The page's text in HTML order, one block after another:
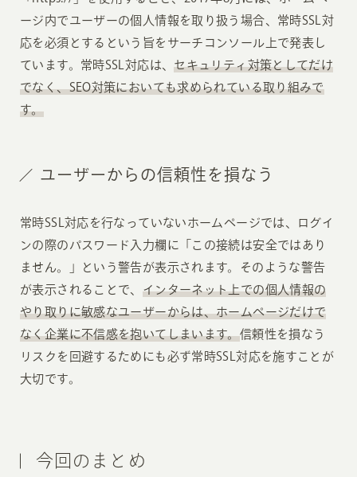
ージ内でユーザーの個人情報を取り扱う場合、常時SSL対
応を必須とするという旨をサーチコンソール上で発表し
ています。常時SSL対応は、セキュリティ対策としてだけ
でなく、SEO対策においても求められている取り組みで
す。
ユーザーからの信頼性を損なう
常時SSL対応を行なっていないホームページでは、ログイ
ンの際のパスワード入力欄に「この接続は安全ではあり
ません。」という警告が表示されます。そのような警告
が表示されることで、 インターネット上での個人情報の
やり取りに敏感なユーザーからは、ホームページだけで
なく企業に不信感を抱いてしまいます。信頼性を損なう
リスクを回避するためにも必ず常時SSL対応を施すことが
大切です。
今回のまとめ